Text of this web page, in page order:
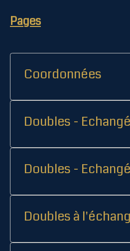
Pages
Coordonnées
Doubles -
Doubles -